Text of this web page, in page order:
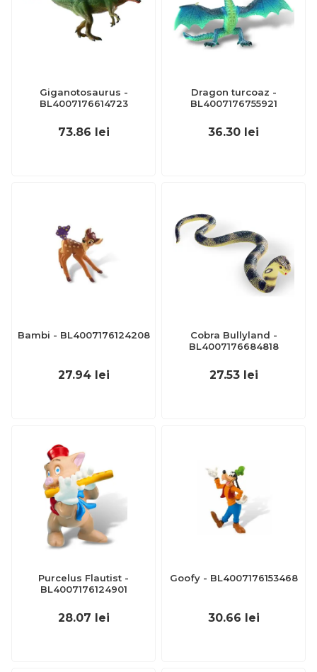
Giganotosaurus -
BL4007176614723
73.86 lei
Dragon turcoaz -
BL4007176755921
36.30 lei
Bambi - BL4007176124208
27.94 lei
Cobra Bullyland -
BL4007176684818
27.53 lei
Purcelus Flautist -
BL4007176124901
28.07 lei
Goofy - BL4007176153468
30.66 lei